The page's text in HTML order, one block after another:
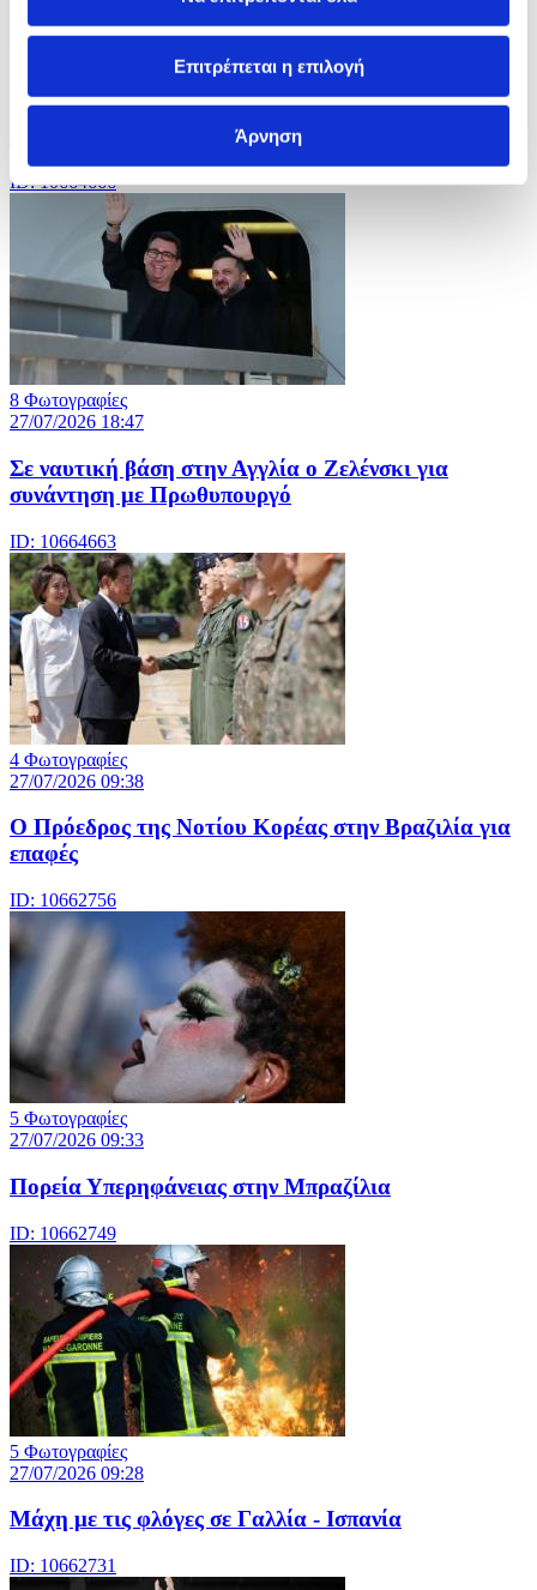
Επιτρέπεται η επιλογή
Άρνηση
27/07/2026 18:49
Μουσώνες με έντονες βροχοπτώσεις στο Πακιστάν
ID: 10664666
8 Φωτογραφίες
27/07/2026 18:47
Σε ναυτική βάση στην Αγγλία ο Ζελένσκι για
συνάντηση με Πρωθυπουργό
ID: 10664663
4 Φωτογραφίες
27/07/2026 09:38
Ο Πρόεδρος της Νοτίου Κορέας στην Βραζιλία για
επαφές
ID: 10662756
5 Φωτογραφίες
27/07/2026 09:33
Πορεία Υπερηφάνειας στην Μπραζίλια
ID: 10662749
5 Φωτογραφίες
27/07/2026 09:28
Μάχη με τις φλόγες σε Γαλλία - Ισπανία
ID: 10662731